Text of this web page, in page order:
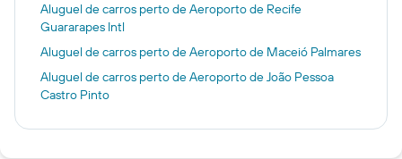
Aluguel de carros perto de Aeroporto de Recife
Guararapes Intl
Aluguel de carros perto de Aeroporto de Maceió Palmares
Aluguel de carros perto de Aeroporto de João Pessoa
Castro Pinto